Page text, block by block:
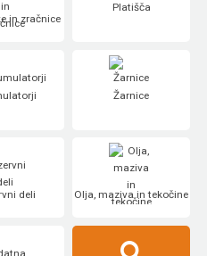
in zračnice
Platišča
Žarnice
deli Olja, maziva in tekočine